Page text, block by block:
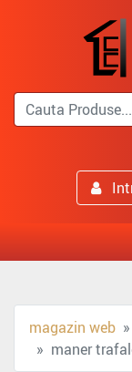
magazin web
maner